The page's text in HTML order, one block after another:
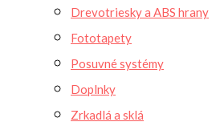
Drevotriesky a ABS hrany
Fototapety
Posuvné systémy
Doplnky
Zrkadlá a sklá